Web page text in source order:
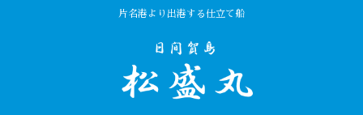
片名港より出港する仕立て船